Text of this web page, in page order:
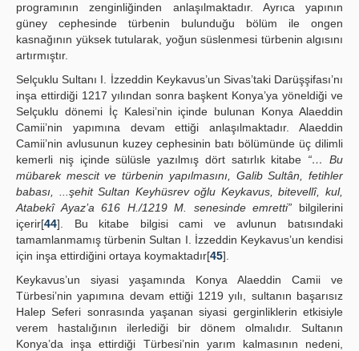
programının zenginliğinden anlaşılmaktadır. Ayrıca yapının
güney cephesinde türbenin bulunduğu bölüm ile ongen
kasnağının yüksek tutularak, yoğun süslenmesi türbenin algısını
artırmıştır.
Selçuklu Sultanı I. İzzeddin Keykavus’un Sivas’taki Darüşşifası’nı
inşa ettirdiği 1217 yılından sonra başkent Konya’ya yöneldiği ve
Selçuklu dönemi İç Kalesi’nin içinde bulunan Konya Alaeddin
Camii’nin yapımına devam ettiği anlaşılmaktadır. Alaeddin
Camii’nin avlusunun kuzey cephesinin batı bölümünde üç dilimli
kemerli niş içinde sülüsle yazılmış dört satırlık kitabe “… Bu
mübarek mescit ve türbenin yapılmasını, Galib Sultân, fetihler
babası, ...şehit Sultan Keyhüsrev oğlu Keykavus, bitevellî, kul,
Atabekî Ayaz’a 616 H./1219 M. senesinde emretti” bilgilerini
içerir[44]. Bu kitabe bilgisi cami ve avlunun batısındaki
tamamlanmamış türbenin Sultan I. İzzeddin Keykavus’un kendisi
için inşa ettirdiğini ortaya koymaktadır[45].
Keykavus’un siyasi yaşamında Konya Alaeddin Camii ve
Türbesi’nin yapımına devam ettiği 1219 yılı, sultanın başarısız
Halep Seferi sonrasında yaşanan siyasi gerginliklerin etkisiyle
verem hastalığının ilerlediği bir dönem olmalıdır. Sultanın
Konya’da inşa ettirdiği Türbesi’nin yarım kalmasının nedeni,